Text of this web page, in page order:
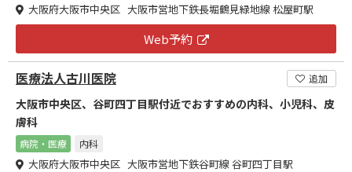
大阪府大阪市中央区 大阪市営地下鉄長堀鶴見緑地線 松屋町駅
Web予約
医療法人古川医院 追加
大阪市中央区、谷町四丁目駅付近でおすすめの内科、小児科、皮
膚科
病院・医療 内科
大阪府大阪市中央区 大阪市営地下鉄谷町線 谷町四丁目駅